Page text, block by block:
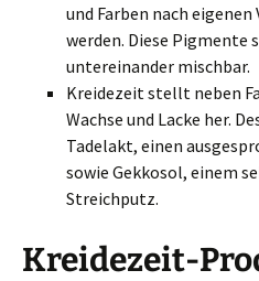
und Farben nach
werden. Diese Pigmente
untereinander mischbar.
Kreidezeit stellt neben
Wachse und Lacke her.
Tadelakt, einen
sowie Gekkosol, einem
Streichputz.
Kreidezeit-